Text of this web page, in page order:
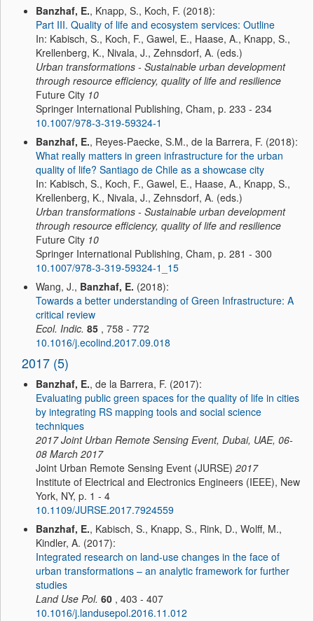
Banzhaf, E., Knapp, S., Koch, F. (2018):
Part III. Quality of life and ecosystem services: Outline
In: Kabisch, S., Koch, F., Gawel, E., Haase, A., Knapp, S.,
Krellenberg, K., Nivala, J., Zehnsdorf, A. (eds.)
Urban transformations - Sustainable urban development
through resource efficiency, quality of life and resilience
Future City 10
Springer International Publishing, Cham, p. 233 - 234
10.1007/978-3-319-59324-1
Banzhaf, E., Reyes-Paecke, S.M., de la Barrera, F. (2018):
What really matters in green infrastructure for the urban
quality of life? Santiago de Chile as a showcase city
In: Kabisch, S., Koch, F., Gawel, E., Haase, A., Knapp, S.,
Krellenberg, K., Nivala, J., Zehnsdorf, A. (eds.)
Urban transformations - Sustainable urban development
through resource efficiency, quality of life and resilience
Future City 10
Springer International Publishing, Cham, p. 281 - 300
10.1007/978-3-319-59324-1_15
Wang, J., Banzhaf, E. (2018):
Towards a better understanding of Green Infrastructure: A
critical review
Ecol. Indic. 85 , 758 - 772
10.1016/j.ecolind.2017.09.018
2017 (5)
Banzhaf, E., de la Barrera, F. (2017):
Evaluating public green spaces for the quality of life in cities
by integrating RS mapping tools and social science
techniques
2017 Joint Urban Remote Sensing Event, Dubai, UAE, 06-
08 March 2017
Joint Urban Remote Sensing Event (JURSE) 2017
Institute of Electrical and Electronics Engineers (IEEE), New
York, NY, p. 1 - 4
10.1109/JURSE.2017.7924559
Banzhaf, E., Kabisch, S., Knapp, S., Rink, D., Wolff, M.,
Kindler, A. (2017):
Integrated research on land-use changes in the face of
urban transformations – an analytic framework for further
studies
Land Use Pol. 60 , 403 - 407
10.1016/j.landusepol.2016.11.012